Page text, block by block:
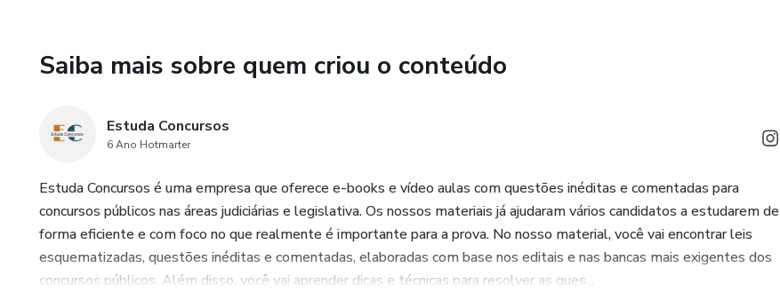
a) autoridade instauradora.
b) autoridade competente.
d) autoridade julgadora.
Questão 338 – Gabarito A. O art. 293, § 4º, estabelece que ultimada
Saiba mais sobre quem criou o conteúdo
Estuda Concursos
6 Ano Hotmarter
Estuda Concursos é uma empresa que oferece e-books e vídeo aulas com questões inéditas e comentadas para
concursos públicos nas áreas judiciárias e legislativa. Os nossos materiais já ajudaram vários candidatos a estudarem de
forma eficiente e com foco no que realmente é importante para a prova. No nosso material, você vai encontrar leis
esquematizadas, questões inéditas e comentadas, elaboradas com base nos editais e nas bancas mais exigentes dos
concursos públicos. Além disso, você vai aprender dicas e técnicas para resolver as ques...